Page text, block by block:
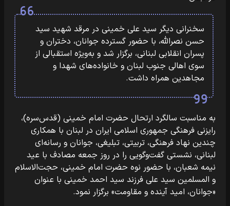
سخنرانی دیگر سید علی خمینی در مرقد شهید سید
حسن نصرالله، با حضور گسترده جوانان، دختران و
پسران انقلابی لبنانی، برگزار شد و به‌ویژه استقبالی از
سوی اهالی جنوب لبنان و خانواده‌های شهدا و
مجاهدین همراه داشت.
به مناسبت سالگرد ارتحال حضرت امام خمینی (قدس‌سره)،
رایزنی فرهنگی جمهوری اسلامی ایران در لبنان با همکاری
چندین نهاد فرهنگی، تربیتی، تبلیغی، جوانان و رسانه‌ای
لبنانی، نشستی گفت‌وگویی را در روز جمعه مصادف با عید
نیمه شعبان، با حضور نوه حضرت امام خمینی، حجت‌الاسلام
و المسلمین سید علی فرزند سید احمد خمینی با عنوان
«جوانان، امید آینده و مقاومت» برگزار نمود.